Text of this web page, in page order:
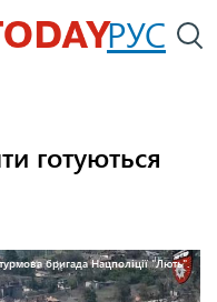
РУС
готуються
бригада Нацполіції "Лють".